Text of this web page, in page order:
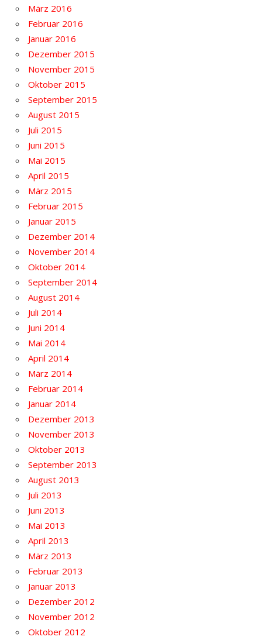
März 2016
Februar 2016
Januar 2016
Dezember 2015
November 2015
Oktober 2015
September 2015
August 2015
Juli 2015
Juni 2015
Mai 2015
April 2015
März 2015
Februar 2015
Januar 2015
Dezember 2014
November 2014
Oktober 2014
September 2014
August 2014
Juli 2014
Juni 2014
Mai 2014
April 2014
März 2014
Februar 2014
Januar 2014
Dezember 2013
November 2013
Oktober 2013
September 2013
August 2013
Juli 2013
Juni 2013
Mai 2013
April 2013
März 2013
Februar 2013
Januar 2013
Dezember 2012
November 2012
Oktober 2012